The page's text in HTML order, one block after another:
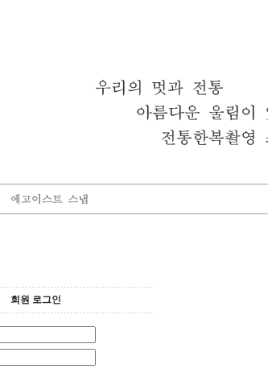
회원 로그인